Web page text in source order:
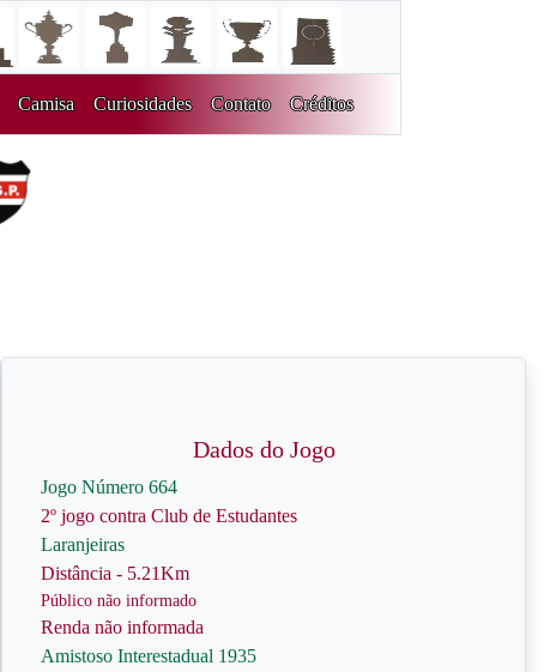
Camisa Curiosidades Contato Créditos
Dados do Jogo
Jogo Número 664
2º jogo contra Club de Estudantes
Laranjeiras
Distância - 5.21Km
Público não informado
Renda não informada
Amistoso Interestadual 1935